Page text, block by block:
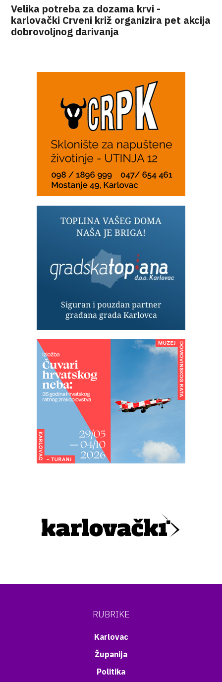
Velika potreba za dozama krvi -
karlovački Crveni križ organizira pet akcija
dobrovoljnog darivanja
RUBRIKE
Karlovac
Županija
Politika